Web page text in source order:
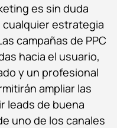
es sin duda
cualquier estrategia
campañas de PPC
hacia el usuario,
y un profesional
ampliar las
leads de buena
uno de los canales